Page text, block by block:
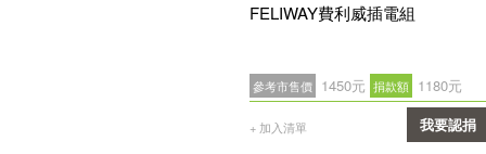
FELIWAY費利威插電組
參考市售價 1450元 捐款額 1180元
+ 加入清單 我要認捐